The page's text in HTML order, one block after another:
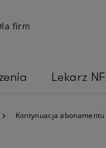
firm
Lekarz
Kontynuacja abonamentu